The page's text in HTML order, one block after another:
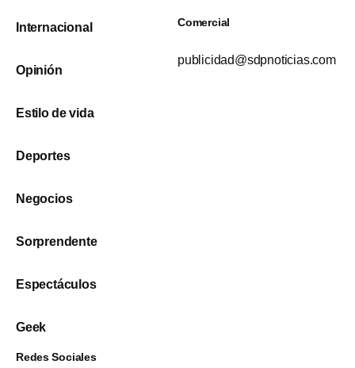
Internacional
Opinión
Estilo de vida
Deportes
Negocios
Sorprendente
Espectáculos
Geek
Comercial
publicidad@sdpnoticias.com
Redes Sociales